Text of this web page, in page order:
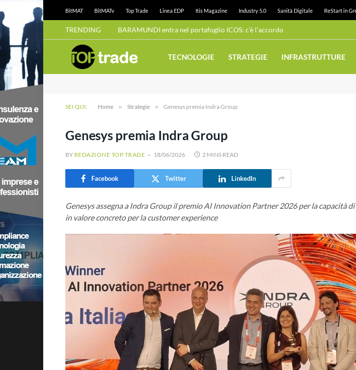
BitMAT BitMATv Top Trade Linea EDP Itis Magazine Industry 5.0 Sanità Digitale ReStart in
TRENDING BARAMUNDI entra nel portafoglio ICOS: c’è l’accordo
TECNOLOGIE STRATEGIE INFRASTRUTTURE
SEI QUI: Home » Strategie » Genesys premia Indra Group
Genesys premia Indra Group
BY REDAZIONE TOP TRADE 18/06/2026 2 MINS READ
Facebook Twitter LinkedIn
Genesys assegna a Indra Group il premio AI Innovation Partner 2026 per la capacità
in valore concreto per la customer experience